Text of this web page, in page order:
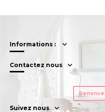
Informations :
Contactez nous
Suivez nous